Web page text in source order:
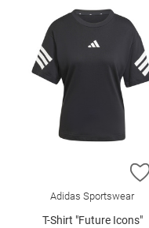
Adidas Sportswear
T-Shirt "Future Icons"